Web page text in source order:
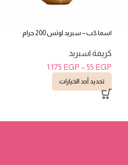
اسما كب – سبريد لوتس 200 جرام
كريمة اسبريد
55 EGP
–
1.175 EGP
تحديد أحد الخيارات